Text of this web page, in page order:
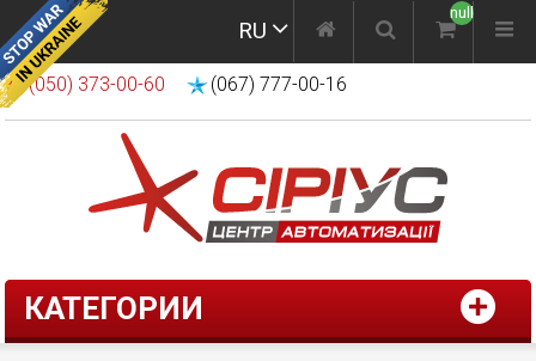
RU
null
(050) 373-00-60 (067) 777-00-16
КАТЕГОРИИ